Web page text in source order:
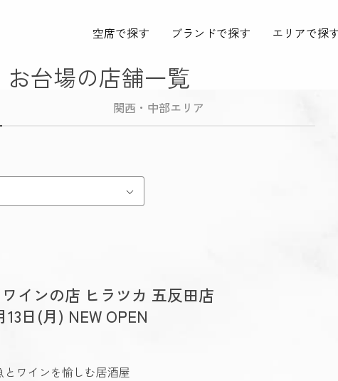
空席で探す ブランドで探す エリアで探
台場の店舗一覧
関西・中部エリア
インの店 ヒラツカ 五反田店
日(月) NEW OPEN
とワインを愉しむ居酒屋